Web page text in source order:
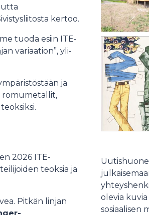
kertoo.
tuoda esiin ITE-
variaation”, yli-
ja
romumetallit,
2026 ITE-
teoksia ja
Pitkän linjan
olevia
sosiaalisen